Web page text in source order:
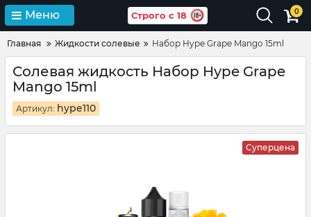
Меню Строго с 18 0
Главная Жидкости солевые Набор Hype Grape Mango 15ml
Солевая жидкость Набор Hype Grape
Mango 15ml
Артикул: hype110
Суперцена